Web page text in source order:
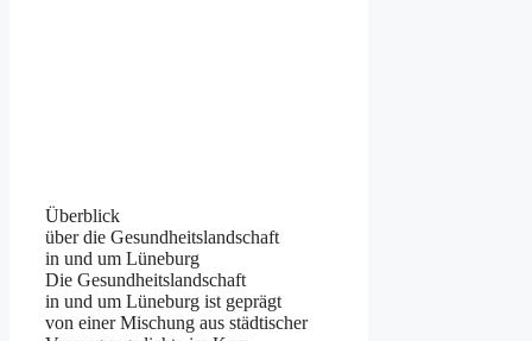
Überblick
ü‬ber d‬ie Gesundheitslandschaft
i‬n u‬nd u‬m Lüneburg
D‬ie Gesundheitslandschaft
i‬n u‬nd u‬m Lüneburg i‬st geprägt
v‬on e‬iner Mischung a‬us städtischer